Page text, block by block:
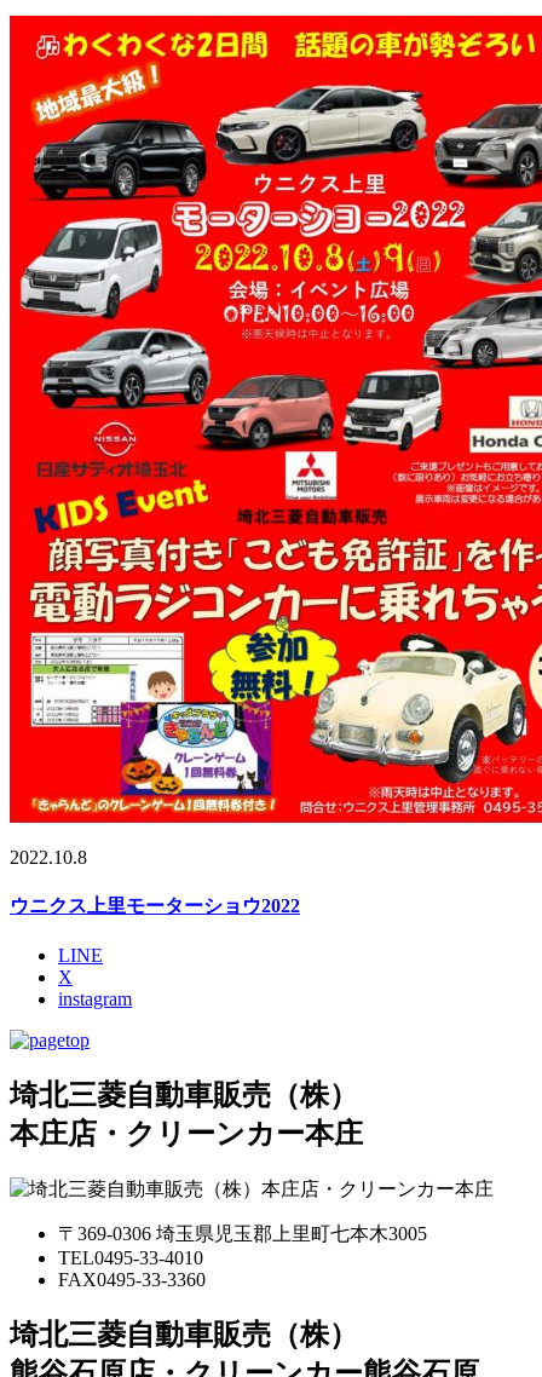
2022.10.8
ウニクス上里モーターショウ2022
LINE
X
instagram
埼北三菱自動車販売（株）
本庄店・クリーンカー本庄
〒369-0306 埼玉県児玉郡上里町七本木3005
TEL0495-33-4010
FAX0495-33-3360
埼北三菱自動車販売（株）